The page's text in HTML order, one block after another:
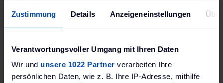
Zustimmung Details Anzeigeneinstellungen
Verantwortungsvoller Umgang mit Ihren Daten
Wir und unsere 1022 Partner verarbeiten Ihre
persönlichen Daten, wie z. B. Ihre IP-Adresse, mithilfe